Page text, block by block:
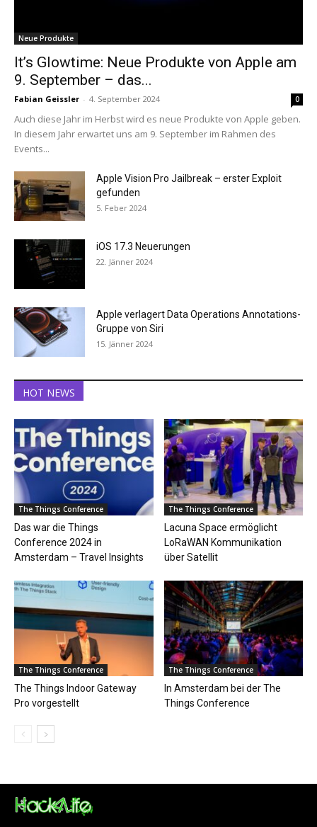
Neue Produkte
It’s Glowtime: Neue Produkte von Apple am
9. September – das...
Fabian Geissler - 4. September 2024 0
Auch diese Jahr im Herbst wird es neue Produkte von Apple geben.
In diesem Jahr erwartet uns am 9. September im Rahmen des
Events...
Apple Vision Pro Jailbreak – erster Exploit
gefunden
5. Feber 2024
iOS 17.3 Neuerungen
22. Jänner 2024
Apple verlagert Data Operations Annotations-
Gruppe von Siri
15. Jänner 2024
HOT NEWS
The Things Conference
Das war die Things
Conference 2024 in
Amsterdam – Travel Insights
The Things Conference
Lacuna Space ermöglicht
LoRaWAN Kommunikation
über Satellit
The Things Conference
The Things Indoor Gateway
Pro vorgestellt
The Things Conference
In Amsterdam bei der The
Things Conference